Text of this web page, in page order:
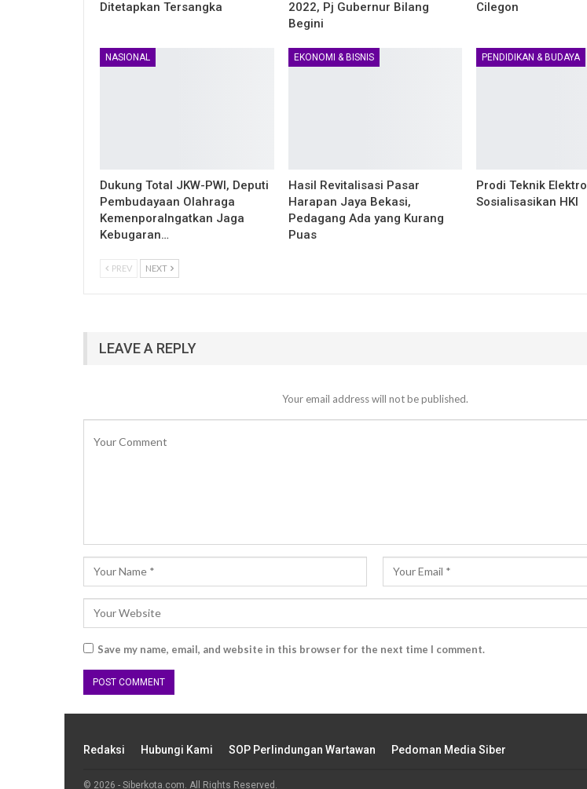
Ditetapkan Tersangka
2022, Pj Gubernur Bilang
Begini
Cilegon
NASIONAL
Dukung Total JKW-PWI, Deputi
Pembudayaan Olahraga
KemenporaIngatkan Jaga
Kebugaran…
EKONOMI & BISNIS
Hasil Revitalisasi Pasar
Harapan Jaya Bekasi,
Pedagang Ada yang Kurang
Puas
PENDIDIKAN & BUDAYA
Prodi Teknik Elektro
Sosialisasikan HKI
PREV NEXT
LEAVE A REPLY
Your email address will not be published.
Save my name, email, and website in this browser for the next time I comment.
Redaksi Hubungi Kami SOP Perlindungan Wartawan Pedoman Media Siber
© 2026 - Siberkota.com. All Rights Reserved.